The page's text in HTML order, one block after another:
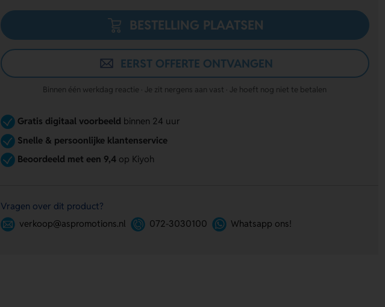
BESTELLING PLAATSEN
EERST OFFERTE ONTVANGEN
Binnen één werkdag reactie · Je zit nergens aan vast · Je hoeft nog niet te betalen
Gratis digitaal voorbeeldbinnen 24 uur
Snelle & persoonlijke klantenservice
Beoordeeld met een 9,4op Kiyoh
Vragen over dit product?
verkoop@aspromotions.nl
072-3030100 Whatsapp ons!